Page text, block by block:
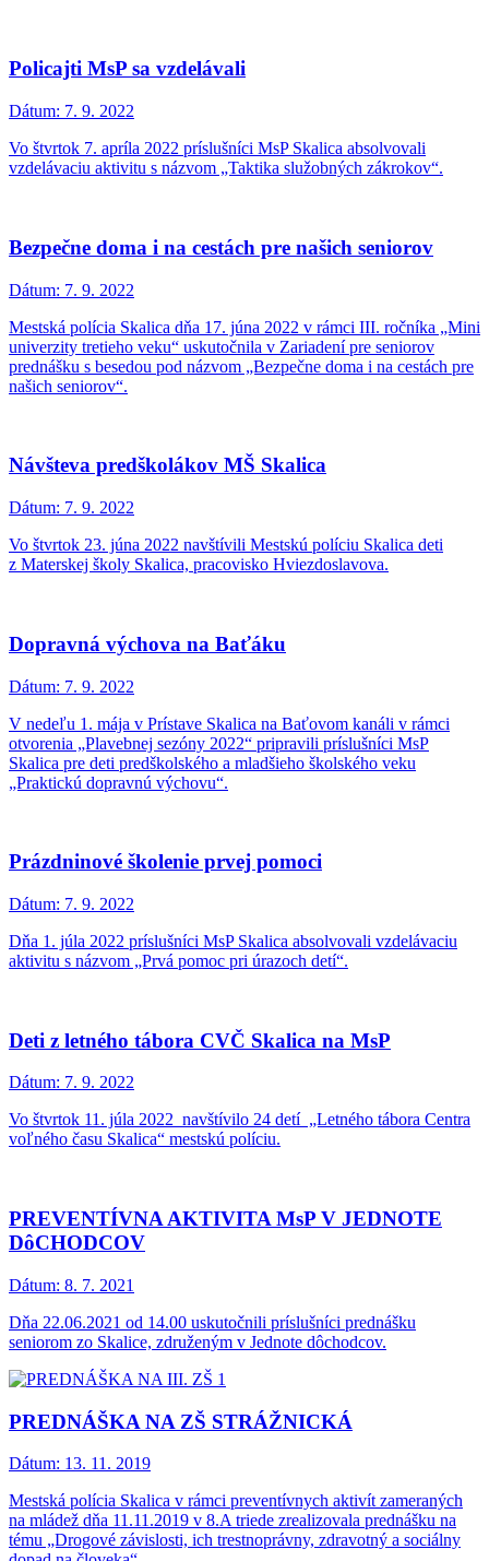
Policajti MsP sa vzdelávali
Dátum: 7. 9. 2022
Vo štvrtok 7. apríla 2022 príslušníci MsP Skalica absolvovali
vzdelávaciu aktivitu s názvom „Taktika služobných zákrokov“.
Bezpečne doma i na cestách pre našich seniorov
Dátum: 7. 9. 2022
Mestská polícia Skalica dňa 17. júna 2022 v rámci III. ročníka „Mini
univerzity tretieho veku“ uskutočnila v Zariadení pre seniorov
prednášku s besedou pod názvom „Bezpečne doma i na cestách pre
našich seniorov“.
Návšteva predškolákov MŠ Skalica
Dátum: 7. 9. 2022
Vo štvrtok 23. júna 2022 navštívili Mestskú políciu Skalica deti
z Materskej školy Skalica, pracovisko Hviezdoslavova.
Dopravná výchova na Baťáku
Dátum: 7. 9. 2022
V nedeľu 1. mája v Prístave Skalica na Baťovom kanáli v rámci
otvorenia „Plavebnej sezóny 2022“ pripravili príslušníci MsP
Skalica pre deti predškolského a mladšieho školského veku
„Praktickú dopravnú výchovu“.
Prázdninové školenie prvej pomoci
Dátum: 7. 9. 2022
Dňa 1. júla 2022 príslušníci MsP Skalica absolvovali vzdelávaciu
aktivitu s názvom „Prvá pomoc pri úrazoch detí“.
Deti z letného tábora CVČ Skalica na MsP
Dátum: 7. 9. 2022
Vo štvrtok 11. júla 2022 navštívilo 24 detí „Letného tábora Centra
voľného času Skalica“ mestskú políciu.
PREVENTÍVNA AKTIVITA MsP V JEDNOTE
DôCHODCOV
Dátum: 8. 7. 2021
Dňa 22.06.2021 od 14.00 uskutočnili príslušníci prednášku
seniorom zo Skalice, združeným v Jednote dôchodcov.
PREDNÁŠKA NA ZŠ STRÁŽNICKÁ
Dátum: 13. 11. 2019
Mestská polícia Skalica v rámci preventívnych aktivít zameraných
na mládež dňa 11.11.2019 v 8.A triede zrealizovala prednášku na
tému „Drogové závislosti, ich trestnoprávny, zdravotný a sociálny